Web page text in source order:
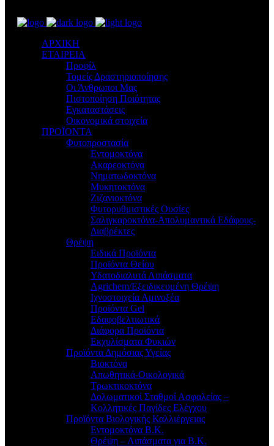
ΑΡΧΙΚΗ
ΕΤΑΙΡΕΙΑ
Προφίλ
Τομείς Δραστηριοποίησης
Οι Άνθρωποι Μας
Πιστοποίηση Ποιότητας
Εγκαταστάσεις
Οικονομικά στοιχεία
ΠΡΟΪΟΝΤΑ
Φυτοπροστασία
Εντομοκτόνα
Ακαρεοκτόνα
Νηματωδοκτόνα
Μυκητοκτόνα
Ζιζανιοκτόνα
Φυτορυθμιστικές Ουσίες
Σαλιγκαροκτόνα-Απολυμαντικά Εδάφους-
Διαβρέκτες
Θρέψη
Ειδικά Προϊόντα
Προϊόντα Θείου
Υδατοδιαλυτά Λιπάσματα
Agrichem/Εξειδικευμένη Θρέψη
Ιχνοστοιχεία Αμινοξέα
Προϊόντα Gel
Εδαφοβελτιωτικά
Διάφορα Προϊόντα
Εκχυλίσματα Φυκιών
Προϊόντα Δημόσιας Υγείας
Βιοκτόνα
Απωθητικά-Οικολογικά
Τρωκτικοκτόνα
Δολωματικοί Σταθμοί Ασφαλείας –
Κολλητικές Παγίδες Ελέγχου
Προϊόντα Βιολογικής Καλλιέργειας
Εντομοκτόνα Β.Κ.
Θρέψη – Λιπάσματα για Β.Κ.